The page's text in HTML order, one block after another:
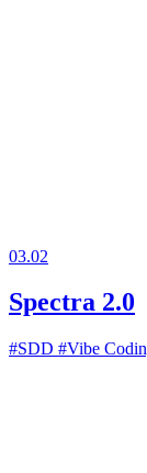
03.02
Spectra 2.0
#SDD #Vibe